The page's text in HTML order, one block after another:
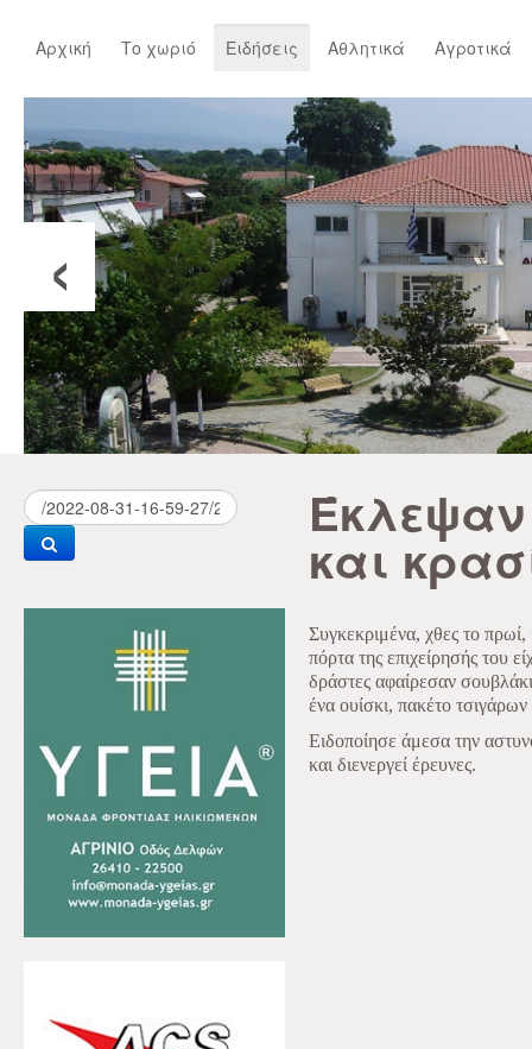
Αρχική Το χωριό Ειδήσεις Αθλητικά Αγροτικά
‹
και
Συγκεκριμένα, χθες το πρωί,
πόρτα της επιχείρησής του
δράστες αφαίρεσαν
ένα ουίσκι, πακέτο
Ειδοποίησε άμεσα την
και διενεργεί έρευνες.